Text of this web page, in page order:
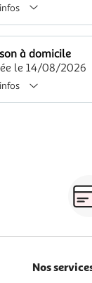
à domicile
le 14/08/2026
Nos